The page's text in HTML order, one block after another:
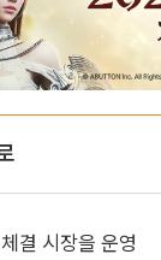
결 시장을 운영